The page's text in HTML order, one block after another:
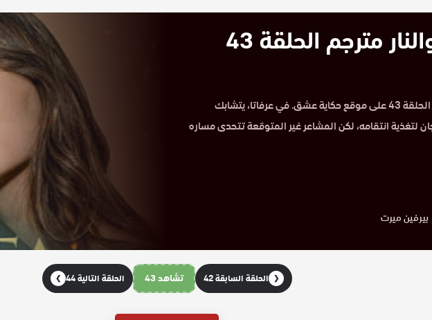
مسلسل بين الجنة والنار مترجم الحلقة 43
مشاهدة مسلسل بين الجنة والنار مترجم HD الحلقة 43 على موقع حكاية عشق. في عرفاتا، يتشابك
لتغذية انتقامه، لكن المشاعر غير المتوقعة تتحدى مساره
بيرفين ميرت
❮ الحلقة السابقة 42 تشاهد 43 الحلقة التالية 44 ❯